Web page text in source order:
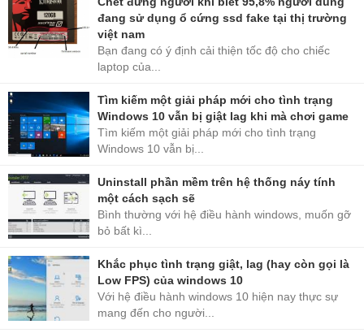
• RAM 8 chip Single Rank – phù hợp với nhiều loại laptop hơn
• Tương thích đa số dòng laptop đời mới
• Giá tốt, bảo hành 1 đổi 1 trong 36 tháng
đang sử dụng ổ cứng ssd fake tại thị trường
việt nam
Bạn đang có ý định cải thiện tốc độ cho chiếc
laptop của...
Tìm kiếm một giải pháp mới cho tình trạng
Windows 10 vẫn bị giật lag khi mà chơi game
Tìm kiếm một giải pháp mới cho tình trạng
Windows 10 vẫn bị...
Uninstall phần mềm trên hệ thống náy tính
một cách sạch sẽ
Bình thường với hệ điều hành windows, muốn gỡ
bỏ bất kì...
Khắc phục tình trạng giật, lag (hay còn gọi là
Low FPS) của windows 10
Với hệ điều hành windows 10 hiện nay thực sự
mang đến cho người...